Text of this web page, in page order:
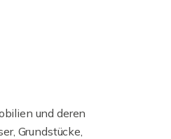
und deren
Grundstücke,